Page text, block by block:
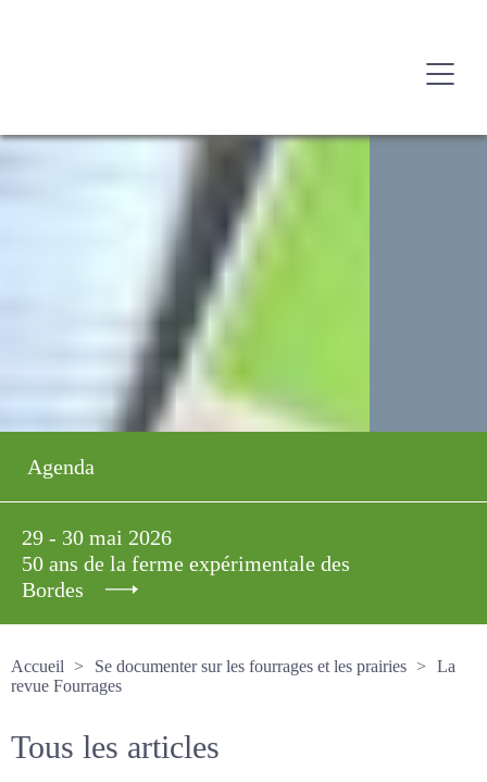
Agenda
29 - 30 mai 2026
50 ans de la ferme expérimentale des
Bordes
Accueil
Se documenter sur les fourrages et les prairies
La revue Fourrages
Tous les articles